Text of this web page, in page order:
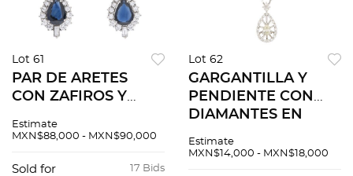
Lot 61
PAR DE ARETES
CON ZAFIROS Y
BLANCO DE 18K
Estimate
MXN$88,000 - MXN$90,000
17 Bids
Sold for
Lot 62
GARGANTILLA Y
PENDIENTE CON
DIAMANTES EN
Estimate
MXN$14,000 - MXN$18,000